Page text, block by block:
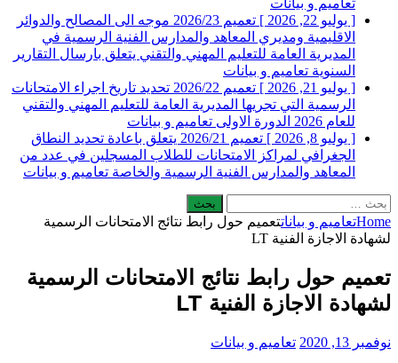
تعاميم و بيانات
[ يوليو 22, 2026 ]
تعميم 2026/23 موجه الى المصالح والدوائر
الاقليمية ومديري المعاهد والمدارس الفنية الرسمية في
المديرية العامة للتعليم المهني والتقني يتعلق بارسال التقارير
السنوية تعاميم و بيانات
[ يوليو 21, 2026 ]
تعميم 2026/22 تحديد تاريخ اجراء الامتحانات
الرسمية التي تجريها المديرية العامة للتعليم المهني والتقني
للعام 2026 الدورة الاولى
تعاميم و بيانات
[ يوليو 8, 2026 ]
تعميم 2026/21 يتعلق باعادة تحديد النطاق
الجغرافي لمراكز الامتحانات للطلاب المسجلين في عدد من
المعاهد والمدارس الفنية الرسمية والخاصة تعاميم و بيانات
البحث
عن:
Homeتعاميم و بياناتتعميم حول رابط نتائج الامتحانات الرسمية
لشهادة الاجازة الفنية LT
تعميم حول رابط نتائج الامتحانات الرسمية
لشهادة الاجازة الفنية LT
نوفمبر 13, 2020
تعاميم و بيانات